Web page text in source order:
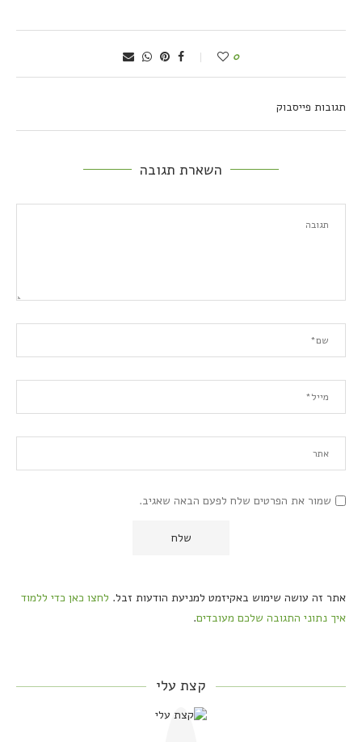
0
תגובות פייסבוק
השארת תגובה
שמור את הפרטים שלח לפעם הבאה שאגיב.
אתר זה עושה שימוש באקיזמט למניעת הודעות זבל. לחצו כאן כדי ללמוד
איך נתוני התגובה שלכם מעובדים.
קצת עלי